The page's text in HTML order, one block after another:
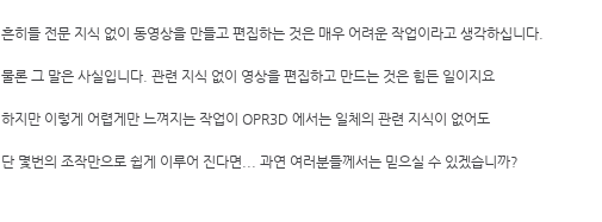
흔히들 전문 지식 없이 동영상을 만들고 편집하는 것은 매우 어려운 작업이라고 생각하십니다.
물론 그 말은 사실입니다. 관련 지식 없이 영상을 편집하고 만드는 것은 힘든 일이지요
하지만 이렇게 어렵게만 느껴지는 작업이 OPR3D 에서는 일체의 관련 지식이 없어도
단 몇번의 조작만으로 쉽게 이루어 진다면... 과연 여러분들께서는 믿으실 수 있겠습니까?